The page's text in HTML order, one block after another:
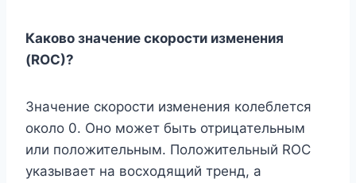
Каково значение скорости изменения
(ROC)?
Значение скорости изменения колеблется
около 0. Оно может быть отрицательным
или положительным. Положительный ROC
указывает на восходящий тренд, а